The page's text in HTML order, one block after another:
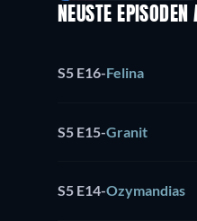
NEUSTE EPISODEN
S5 E16-Felina
S5 E15-Granit
S5 E14-Ozymandias